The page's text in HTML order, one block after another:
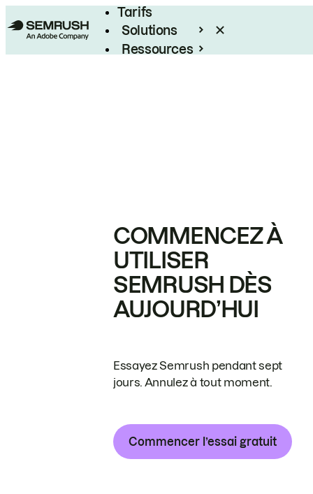
Tarifs
Solutions
Ressources
COMMENCEZ À
UTILISER
SEMRUSH DÈS
AUJOURD’HUI
Essayez Semrush pendant sept
jours. Annulez à tout moment.
Commencer l’essai gratuit